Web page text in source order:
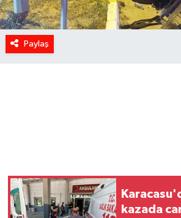
Paylaş
kazada